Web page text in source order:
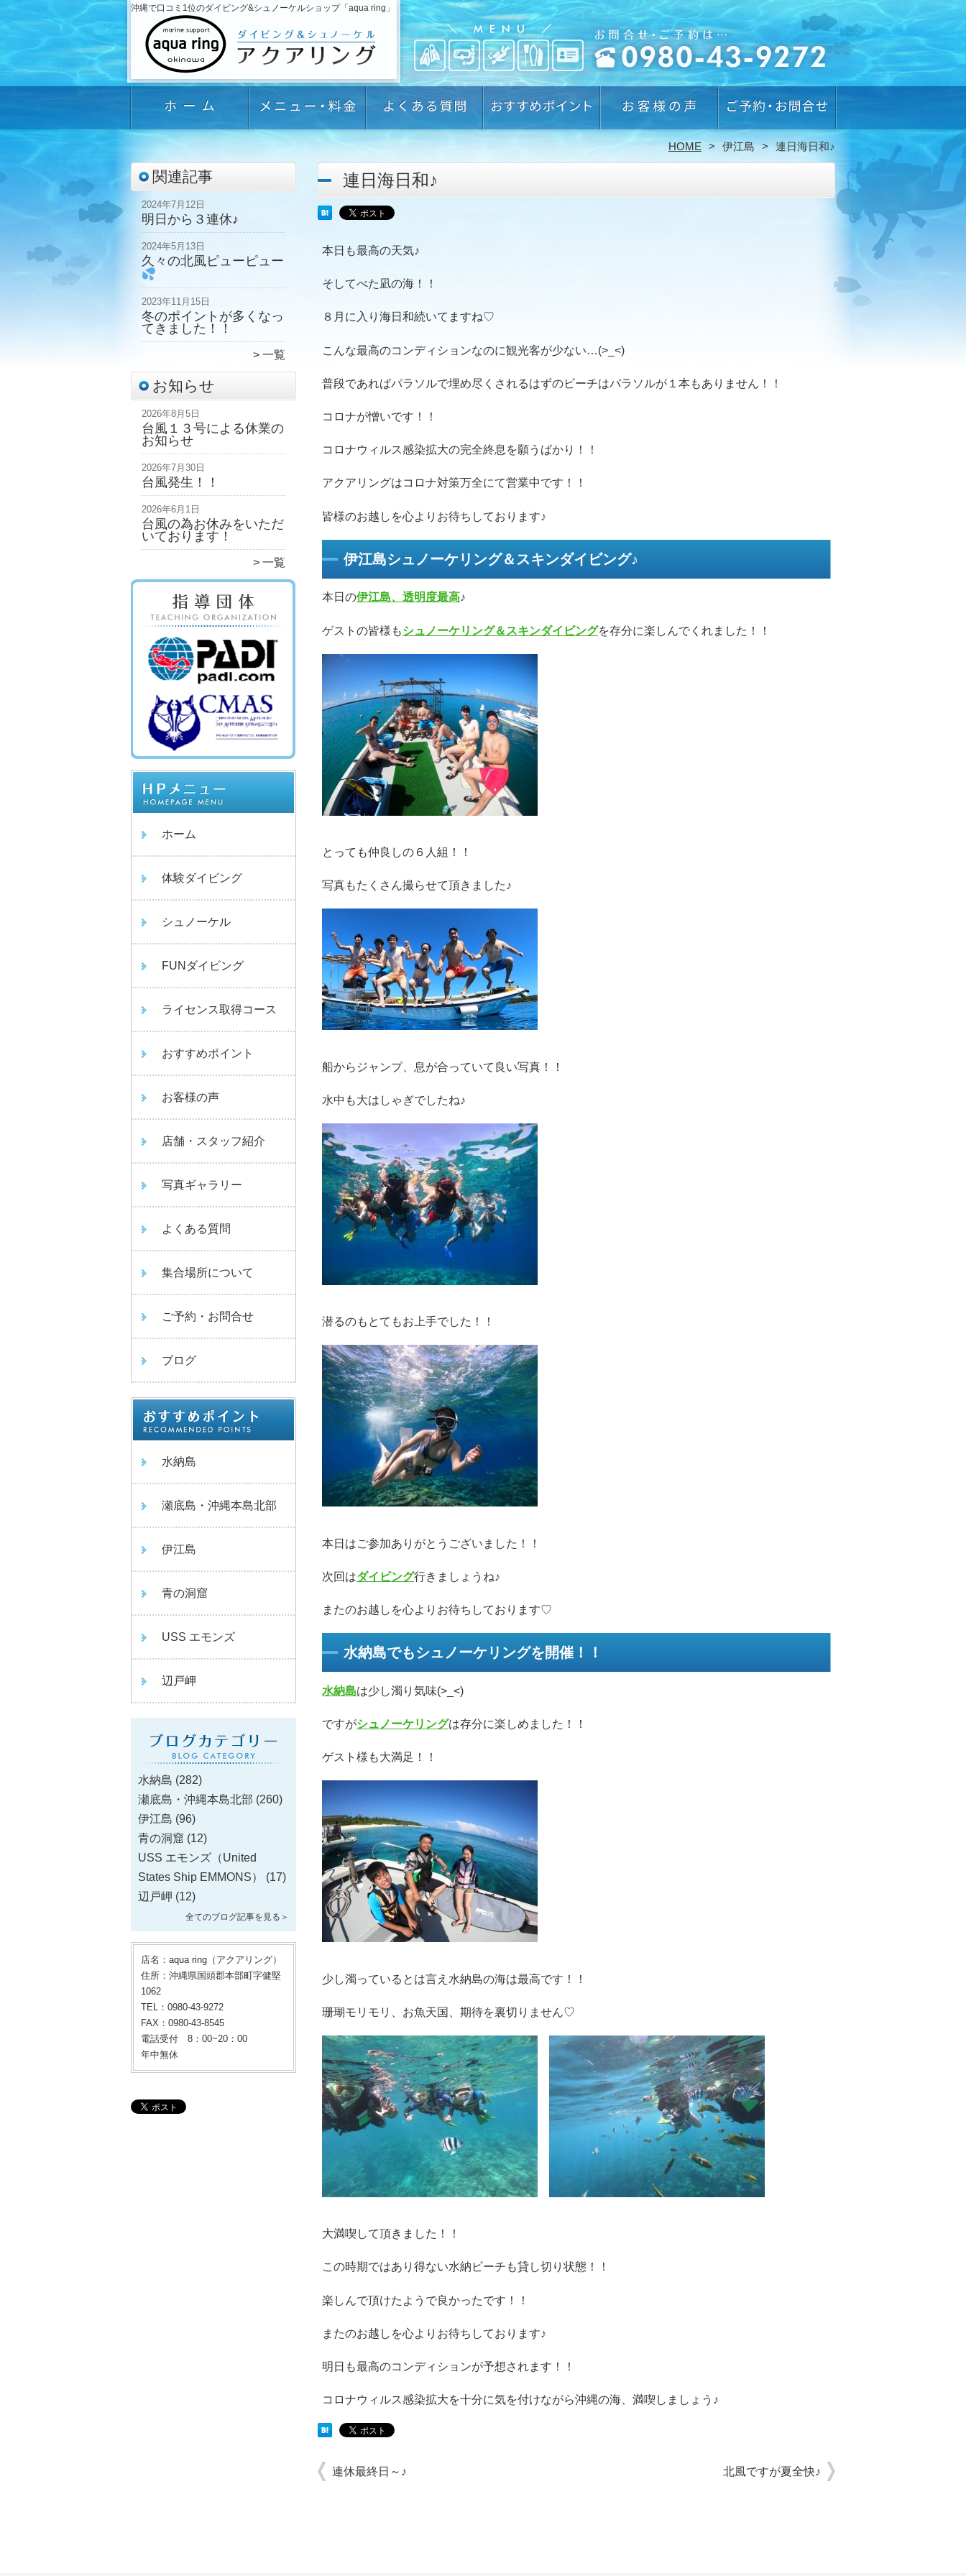
沖縄で口コミ1位のダイビング&シュノーケルショップ「aqua ring」
HOME 伊江島 連日海日和♪
関連記事
2024年7月12日
明日から３連休♪
2024年5月13日
久々の北風ピューピュー
2023年11月15日
冬のポイントが多くなっ
てきました！！
一覧
お知らせ
2026年8月5日
台風１３号による休業の
お知らせ
2026年7月30日
台風発生！！
2026年6月1日
台風の為お休みをいただ
いております！
一覧
ホーム
体験ダイビング
シュノーケル
FUNダイビング
ライセンス取得コース
おすすめポイント
お客様の声
店舗・スタッフ紹介
写真ギャラリー
よくある質問
集合場所について
ご予約・お問合せ
ブログ
水納島
瀬底島・沖縄本島北部
伊江島
青の洞窟
USS エモンズ
辺戸岬
水納島 (282)
瀬底島・沖縄本島北部 (260)
伊江島 (96)
青の洞窟 (12)
USS エモンズ（United
States Ship EMMONS）
(17)
辺戸岬 (12)
全てのブログ記事を見る＞
店名：aqua ring（アクアリング）
住所：沖縄県国頭郡本部町字健堅
1062
TEL：0980-43-9272
FAX：0980-43-8545
電話受付 8：00~20：00
年中無休
連日海日和♪
本日も最高の天気♪
そしてべた凪の海！！
８月に入り海日和続いてますね♡
こんな最高のコンディションなのに観光客が少ない…(>_<)
普段であればパラソルで埋め尽くされるはずのビーチはパラソルが１本もありません！！
コロナが憎いです！！
コロナウィルス感染拡大の完全終息を願うばかり！！
アクアリングはコロナ対策万全にて営業中です！！
皆様のお越しを心よりお待ちしております♪
伊江島シュノーケリング＆スキンダイビング♪
本日の伊江島、透明度最高♪
ゲストの皆様もシュノーケリング＆スキンダイビングを存分に楽しんでくれました！！
とっても仲良しの６人組！！
写真もたくさん撮らせて頂きました♪
船からジャンプ、息が合っていて良い写真！！
水中も大はしゃぎでしたね♪
潜るのもとてもお上手でした！！
本日はご参加ありがとうございました！！
次回はダイビング行きましょうね♪
またのお越しを心よりお待ちしております♡
水納島でもシュノーケリングを開催！！
水納島は少し濁り気味(>_<)
ですがシュノーケリングは存分に楽しめました！！
ゲスト様も大満足！！
少し濁っているとは言え水納島の海は最高です！！
珊瑚モリモリ、お魚天国、期待を裏切りません♡
大満喫して頂きました！！
この時期ではあり得ない水納ビーチも貸し切り状態！！
楽しんで頂けたようで良かったです！！
またのお越しを心よりお待ちしております♪
明日も最高のコンディションが予想されます！！
コロナウィルス感染拡大を十分に気を付けながら沖縄の海、満喫しましょう♪
連休最終日～♪ 北風ですが夏全快♪